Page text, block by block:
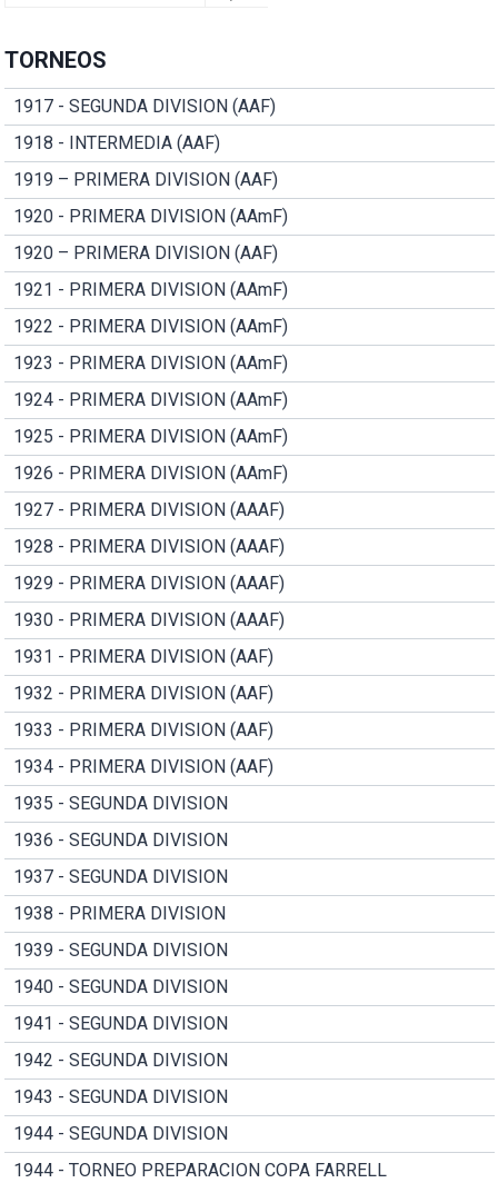
TORNEOS
1917 - SEGUNDA DIVISION (AAF)
1918 - INTERMEDIA (AAF)
1919 – PRIMERA DIVISION (AAF)
1920 - PRIMERA DIVISION (AAmF)
1920 – PRIMERA DIVISION (AAF)
1921 - PRIMERA DIVISION (AAmF)
1922 - PRIMERA DIVISION (AAmF)
1923 - PRIMERA DIVISION (AAmF)
1924 - PRIMERA DIVISION (AAmF)
1925 - PRIMERA DIVISION (AAmF)
1926 - PRIMERA DIVISION (AAmF)
1927 - PRIMERA DIVISION (AAAF)
1928 - PRIMERA DIVISION (AAAF)
1929 - PRIMERA DIVISION (AAAF)
1930 - PRIMERA DIVISION (AAAF)
1931 - PRIMERA DIVISION (AAF)
1932 - PRIMERA DIVISION (AAF)
1933 - PRIMERA DIVISION (AAF)
1934 - PRIMERA DIVISION (AAF)
1935 - SEGUNDA DIVISION
1936 - SEGUNDA DIVISION
1937 - SEGUNDA DIVISION
1938 - PRIMERA DIVISION
1939 - SEGUNDA DIVISION
1940 - SEGUNDA DIVISION
1941 - SEGUNDA DIVISION
1942 - SEGUNDA DIVISION
1943 - SEGUNDA DIVISION
1944 - SEGUNDA DIVISION
1944 - TORNEO PREPARACION COPA FARRELL